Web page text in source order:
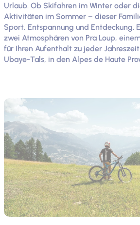
Urlaub. Ob Skifahren im Winter oder
Aktivitäten im Sommer – dieser
Sport, Entspannung und Entdeckung.
zwei Atmosphären von Pra Loup,
für Ihren Aufenthalt zu jeder
Ubaye-Tals, in den Alpes de Haute
Foto